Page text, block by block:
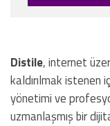
Distile, internet
kaldırılmak istenen
yönetimi ve
uzmanlaşmış bir